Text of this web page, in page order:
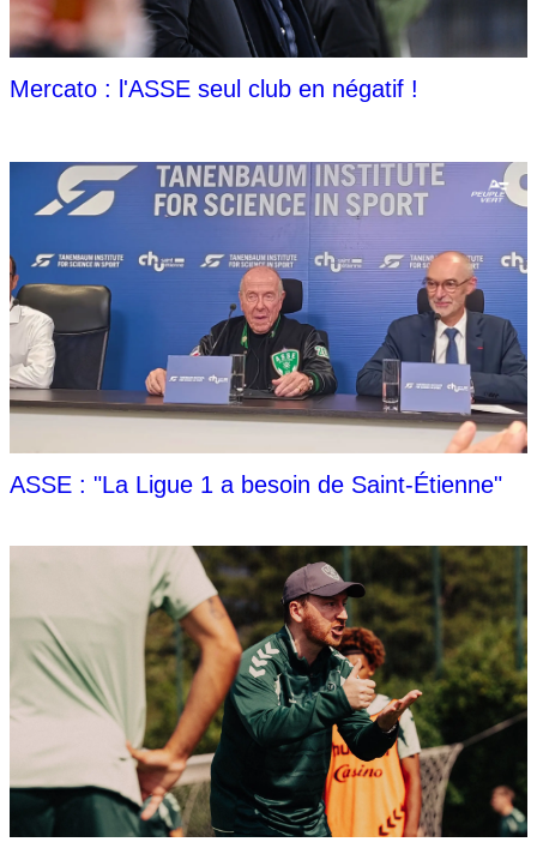
Mercato : l'ASSE seul club en négatif !
ASSE : "La Ligue 1 a besoin de Saint-Étienne"